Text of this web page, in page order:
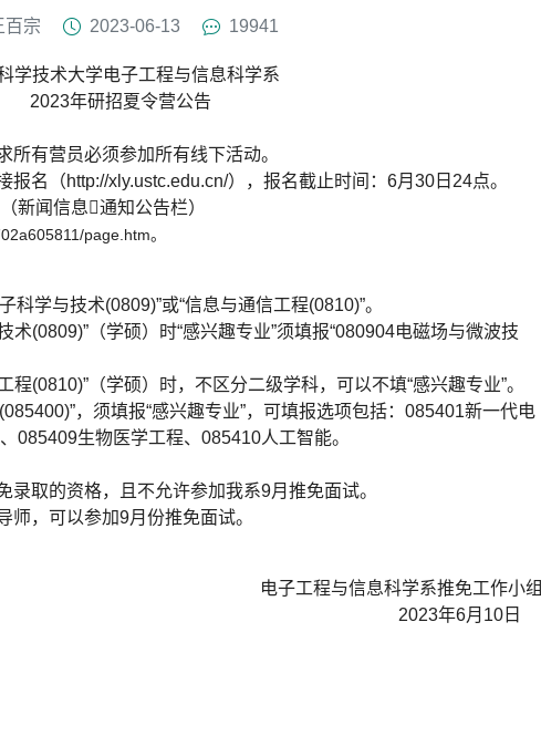
百宗 2023-06-13 19941
学技术大学电子工程与信息科学系
2023年研招夏令营公告
有营员必须参加所有线下活动。
报名（http://xly.ustc.edu.cn/），报名截止时间：6月30日24点。
新闻信息通知公告栏）
page.htm。
科学与技术(0809)”或“信息与通信工程(0810)”。
术(0809)”（学硕）时“感兴趣专业”须填报“080904电磁场与微波技
程(0810)”（学硕）时，不区分二级学科，可以不填“感兴趣专业”。
，须填报“感兴趣专业”，可填报选项包括：085401新一代电
085409生物医学工程、085410人工智能。
录取的资格，且不允许参加我系9月推免面试。
师，可以参加9月份推免面试。
电子工程与信息科学系推免工作小组
2023年6月10日